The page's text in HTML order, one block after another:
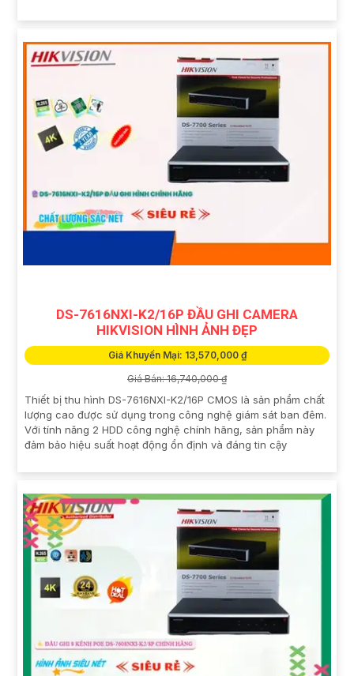
DS-7616NXI-K2/16P ĐẦU GHI CAMERA
HIKVISION HÌNH ẢNH ĐẸP
Giá Khuyến Mại: 13,570,000 ₫
Giá Bán: 16,740,000 ₫
Thiết bị thu hình DS-7616NXI-K2/16P CMOS là sản phẩm chất
lượng cao được sử dụng trong công nghệ giám sát ban đêm.
Với tính năng 2 HDD công nghệ chính hãng, sản phẩm này
đảm bảo hiệu suất hoạt động ổn định và đáng tin cậy